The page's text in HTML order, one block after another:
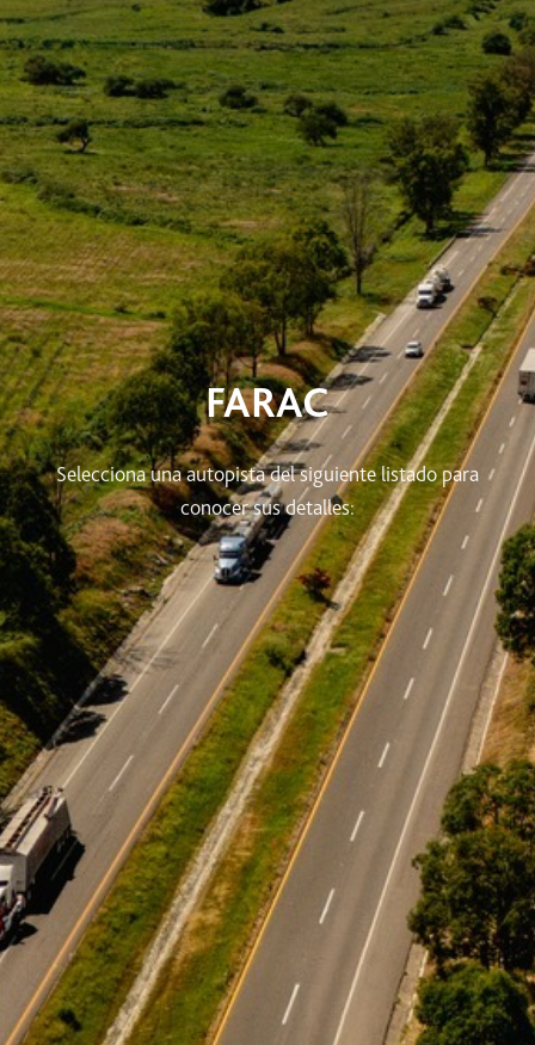
FARAC
Selecciona una autopista del siguiente listado para
conocer sus detalles: